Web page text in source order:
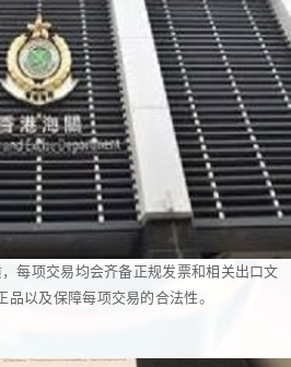
每项交易均会齐备正规发票和相关出口文
品以及保障每项交易的合法性。